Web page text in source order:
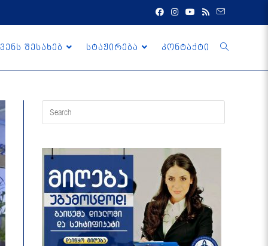
შესახებ სტაჟირება კონტაქტი